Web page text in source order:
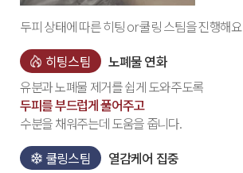
두피 상태에 따른 히팅 or 쿨링 스팀을 진행해요
히팅스팀
노폐물 연화
유분과 노폐물 제거를 쉽게 도와주도록
두피를 부드럽게 풀어주고
수분을 채워주는데 도움을 줍니다.
쿨링스팀
열감케어 집중